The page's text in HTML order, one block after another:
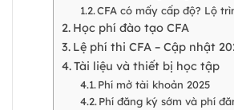
CFA có mấy cấp độ? Lộ
Học phí đào tạo CFA
Lệ phí thi CFA – Cập nhật
Tài liệu và thiết bị học tập
Phí mở tài khoản 2025
Phí đăng ký sớm và phí